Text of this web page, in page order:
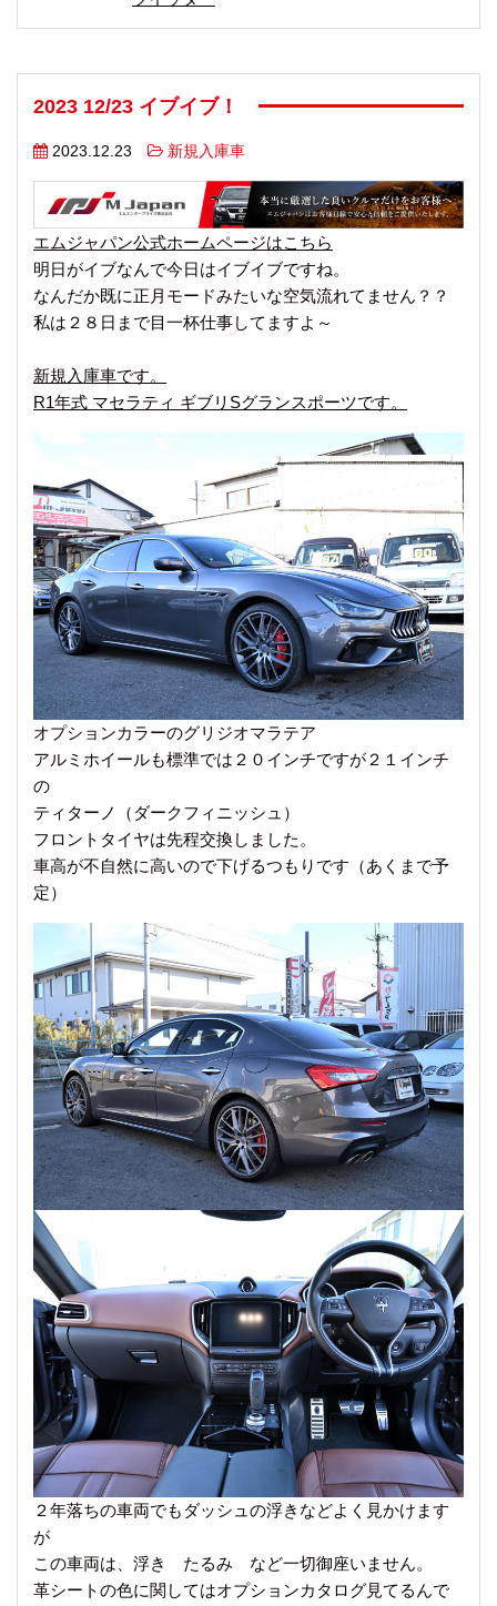
2023 12/23 イブイブ！
2023.12.23 新規入庫車
エムジャパン公式ホームページはこちら
明日がイブなんで今日はイブイブですね。
なんだか既に正月モードみたいな空気流れてません？？
私は２８日まで目一杯仕事してますよ～
新規入庫車です。
R1年式 マセラティ ギブリSグランスポーツです。
オプションカラーのグリジオマラテア
アルミホイールも標準では２０インチですが２１インチ
の
ティターノ（ダークフィニッシュ）
フロントタイヤは先程交換しました。
車高が不自然に高いので下げるつもりです（あくまで予
定）
２年落ちの車両でもダッシュの浮きなどよく見かけます
が
この車両は、浮き たるみ など一切御座いません。
革シートの色に関してはオプションカタログ見てるんで